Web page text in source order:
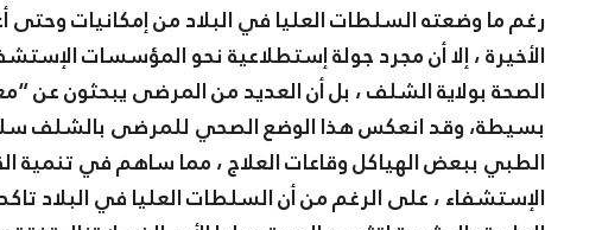
رغم ما وضعته السلطات العليا في البلاد من إمكانيات
الأخيرة ، إلا أن مجرد جولة إستطلاعية نحو المؤسسات
الصحة بولاية الشلف ، بل أن العديد من المرضى يبحثون عن
بسيطة، وقد انعكس هذا الوضع الصحي للمرضى بالشلف
الطبي ببعض الهياكل وقاعات العلاج ، مما ساهم في تنمية
الإستشفاء ، على الرغم من أن السلطات العليا في البلاد